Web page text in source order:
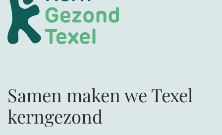
Samen maken we Texel
kerngezond